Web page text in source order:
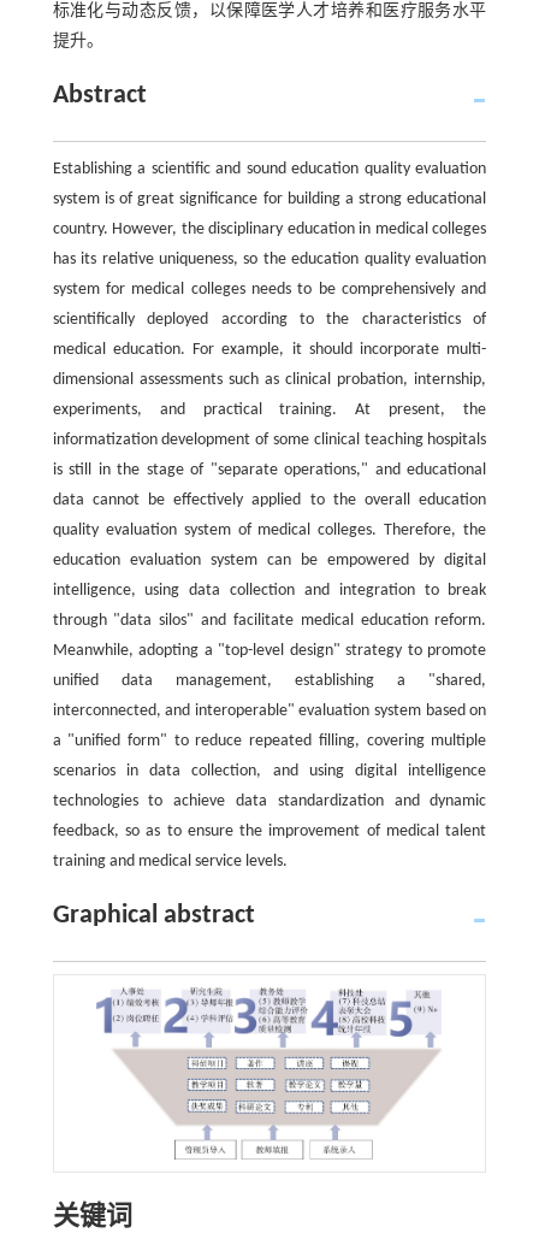
标准化与动态反馈，以保障医学人才培养和医疗服务水平
提升。
Abstract
Establishing a scientific and sound education quality evaluation
system is of great significance for building a strong educational
country. However, the disciplinary education in medical colleges
has its relative uniqueness, so the education quality evaluation
system for medical colleges needs to be comprehensively and
scientifically deployed according to the characteristics of
medical education. For example, it should incorporate multi-
dimensional assessments such as clinical probation, internship,
experiments, and practical training. At present, the
informatization development of some clinical teaching hospitals
is still in the stage of "separate operations," and educational
data cannot be effectively applied to the overall education
quality evaluation system of medical colleges. Therefore, the
education evaluation system can be empowered by digital
intelligence, using data collection and integration to break
through "data silos" and facilitate medical education reform.
Meanwhile, adopting a "top-level design" strategy to promote
unified data management, establishing a "shared,
interconnected, and interoperable" evaluation system based on
a "unified form" to reduce repeated filling, covering multiple
scenarios in data collection, and using digital intelligence
technologies to achieve data standardization and dynamic
feedback, so as to ensure the improvement of medical talent
training and medical service levels.
Graphical abstract
关键词